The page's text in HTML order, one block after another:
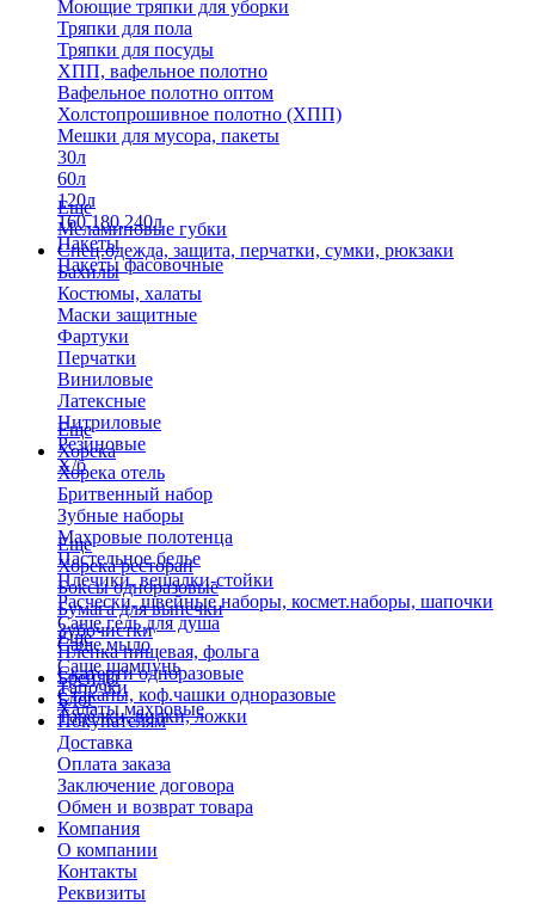
Моющие тряпки для уборки
Тряпки для пола
Тряпки для посуды
ХПП, вафельное полотно
Вафельное полотно оптом
Холстопрошивное полотно (ХПП)
Мешки для мусора, пакеты
30л
60л
120л
160,180,240л
Пакеты
Пакеты фасовочные
Еще
Меламиновые губки
Спец.одежда, защита, перчатки, сумки, рюкзаки
Бахилы
Костюмы, халаты
Маски защитные
Фартуки
Перчатки
Виниловые
Латексные
Нитриловые
Резиновые
Х/б
Еще
Хорека
Хорека отель
Бритвенный набор
Зубные наборы
Махровые полотенца
Пастельное белье
Плечики, вешалки-стойки
Расчески, швейные наборы, космет.наборы, шапочки
Саше гель для душа
Саше мыло
Саше шампунь
Тапочки
Халаты махровые
Еще
Хорека ресторан
Боксы одноразовые
Бумага для выпечки
Зубочистки
Пленка пищевая, фольга
Скатерти одноразовые
Стаканы, коф.чашки одноразовые
Тарелки, вилки, ложки
Еще
Бренды
Блог
Покупателям
Доставка
Оплата заказа
Заключение договора
Обмен и возврат товара
Компания
О компании
Контакты
Реквизиты